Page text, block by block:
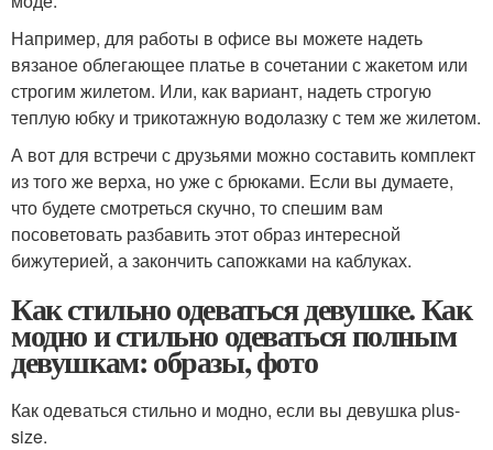
Например, для работы в офисе вы можете надеть
вязаное облегающее платье в сочетании с жакетом или
строгим жилетом. Или, как вариант, надеть строгую
теплую юбку и трикотажную водолазку с тем же жилетом.
А вот для встречи с друзьями можно составить комплект
из того же верха, но уже с брюками. Если вы думаете,
что будете смотреться скучно, то спешим вам
посоветовать разбавить этот образ интересной
бижутерией, а закончить сапожками на каблуках.
Как стильно одеваться девушке. Как
модно и стильно одеваться полным
девушкам: образы, фото
Как одеваться стильно и модно, если вы девушка plus-
size.